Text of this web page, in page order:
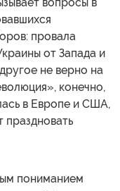
провала
от Запада и
не верно на
конечно,
в Европе и США,
праздновать
пониманием